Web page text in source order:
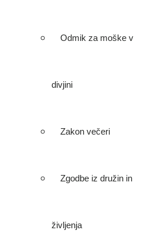
Odmik za moške v
divjini
Zakon večeri
Zgodbe iz družin in
življenja